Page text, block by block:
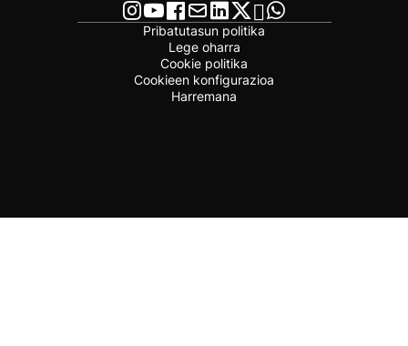
Pribatutasun politika
Lege oharra
Cookie politika
Cookieen konfigurazioa
Harremana